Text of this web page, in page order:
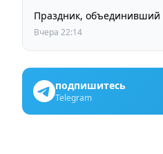
Праздник, объединивший
Вчера 22:14
подпишитесь
Telegram